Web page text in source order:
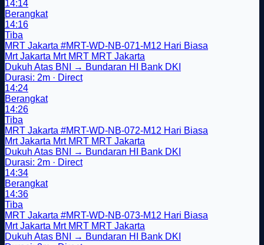
14:14
Berangkat
14:16
Tiba
MRT Jakarta #MRT-WD-NB-071-M12 Hari Biasa
Mrt Jakarta Mrt MRT MRT Jakarta
Dukuh Atas BNI → Bundaran HI Bank DKI
Durasi: 2m · Direct
14:24
Berangkat
14:26
Tiba
MRT Jakarta #MRT-WD-NB-072-M12 Hari Biasa
Mrt Jakarta Mrt MRT MRT Jakarta
Dukuh Atas BNI → Bundaran HI Bank DKI
Durasi: 2m · Direct
14:34
Berangkat
14:36
Tiba
MRT Jakarta #MRT-WD-NB-073-M12 Hari Biasa
Mrt Jakarta Mrt MRT MRT Jakarta
Dukuh Atas BNI → Bundaran HI Bank DKI